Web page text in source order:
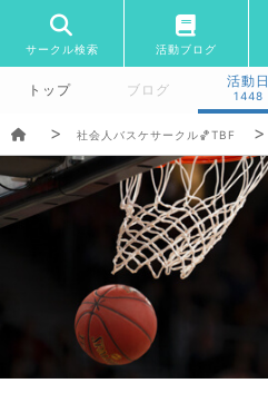
サークル検索 活動ブログ
トップ ブログ
活動日
1448
社会人バスケサークル🏀TBF